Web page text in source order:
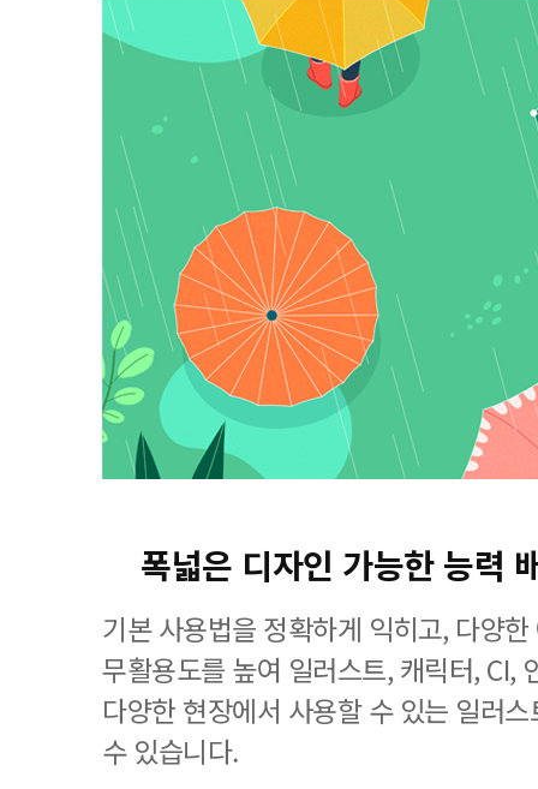
폭넓은 디자인 가능한 능력
기본 사용법을 정확하게 익히고, 다양
무활용도를 높여 일러스트, 캐릭터, CI,
다양한 현장에서 사용할 수 있는 일러
수 있습니다.